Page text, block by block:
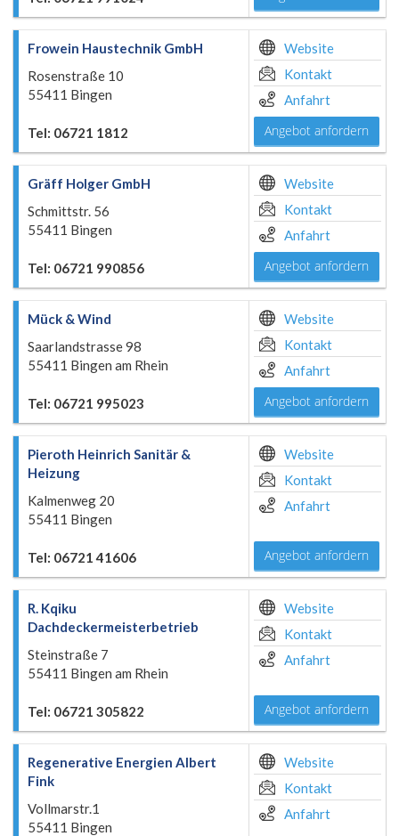
Frowein Haustechnik GmbH
Rosenstraße 10
55411 Bingen
Tel: 06721 1812
Website
Kontakt
Anfahrt
Angebot anfordern
Gräff Holger GmbH
Schmittstr. 56
55411 Bingen
Tel: 06721 990856
Website
Kontakt
Anfahrt
Angebot anfordern
Mück & Wind
Saarlandstrasse 98
55411 Bingen am Rhein
Tel: 06721 995023
Website
Kontakt
Anfahrt
Angebot anfordern
Pieroth Heinrich Sanitär &
Heizung
Kalmenweg 20
55411 Bingen
Tel: 06721 41606
Website
Kontakt
Anfahrt
Angebot anfordern
R. Kqiku
Dachdeckermeisterbetrieb
Steinstraße 7
55411 Bingen am Rhein
Tel: 06721 305822
Website
Kontakt
Anfahrt
Angebot anfordern
Regenerative Energien Albert
Fink
Vollmarstr.1
55411 Bingen
Website
Kontakt
Anfahrt